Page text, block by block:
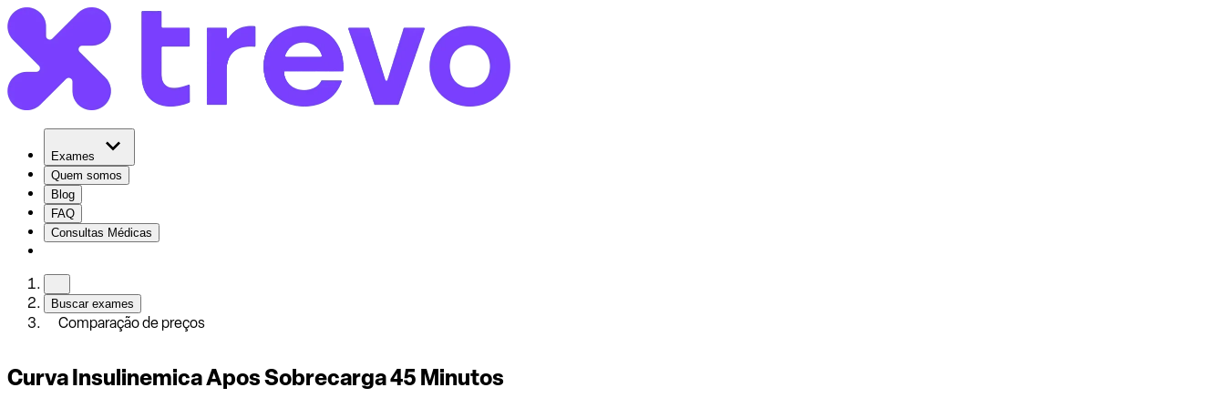
Exames
Quem somos
Blog
FAQ
Consultas Médicas
Buscar exames
Comparação de preços
Curva Insulinemica Apos Sobrecarga 45 Minutos